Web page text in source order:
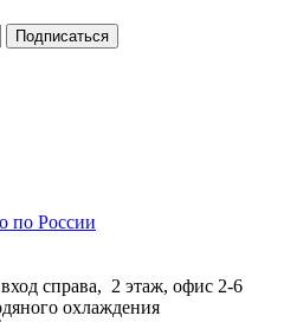
по России
справа, 2 этаж, офис 2-6
охлаждения